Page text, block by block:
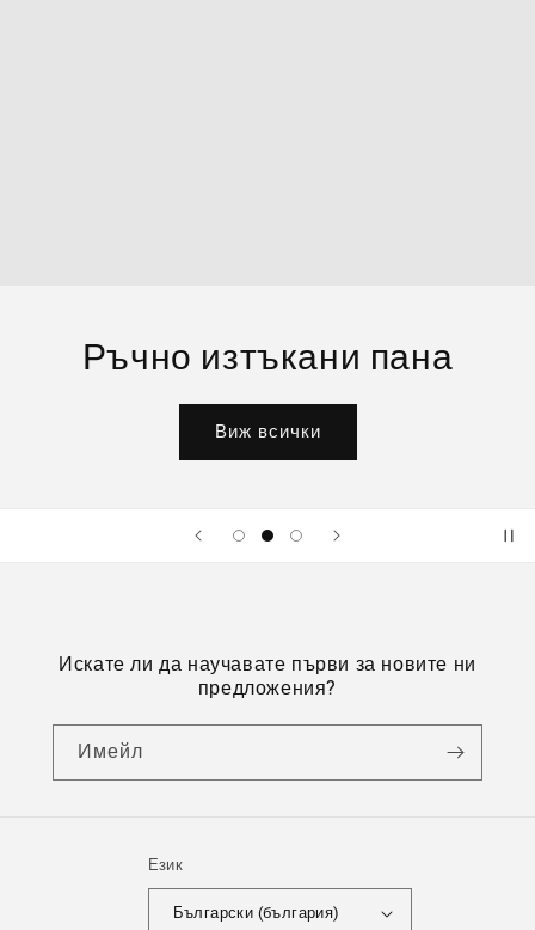
Ръчно изтъкани пана
Виж всички
Искате ли да научавате първи за новите ни
предложения?
Имейл
Език
Български (българия)